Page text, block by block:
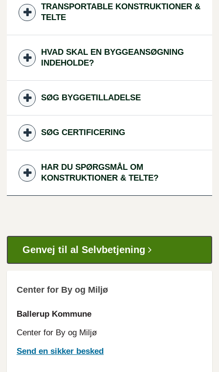
TRANSPORTABLE KONSTRUKTIONER &
TELTE
HVAD SKAL EN BYGGEANSØGNING
INDEHOLDE?
SØG BYGGETILLADELSE
SØG CERTIFICERING
HAR DU SPØRGSMÅL OM
KONSTRUKTIONER & TELTE?
Genvej til al Selvbetjening
Center for By og Miljø
Ballerup Kommune
Center for By og Miljø
Send en sikker besked